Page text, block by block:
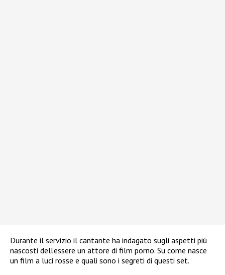
Durante il servizio il cantante ha indagato sugli aspetti più
nascosti dell’essere un attore di film porno. Su come nasce
un film a luci rosse e quali sono i segreti di questi set.